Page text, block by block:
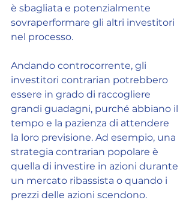
è sbagliata e potenzialmente
sovraperformare gli altri investitori
nel processo.
Andando controcorrente, gli
investitori contrarian potrebbero
essere in grado di raccogliere
grandi guadagni, purché abbiano il
tempo e la pazienza di attendere
la loro previsione. Ad esempio, una
strategia contrarian popolare è
quella di investire in azioni durante
un mercato ribassista o quando i
prezzi delle azioni scendono.